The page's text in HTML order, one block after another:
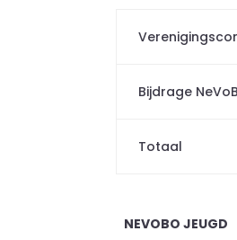
Bijdrage
Totaal
NEVOBO JEUGD